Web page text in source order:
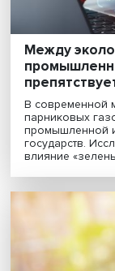
Как
реформы и
сектора
Сохранение
повышение
тесного и
организац......